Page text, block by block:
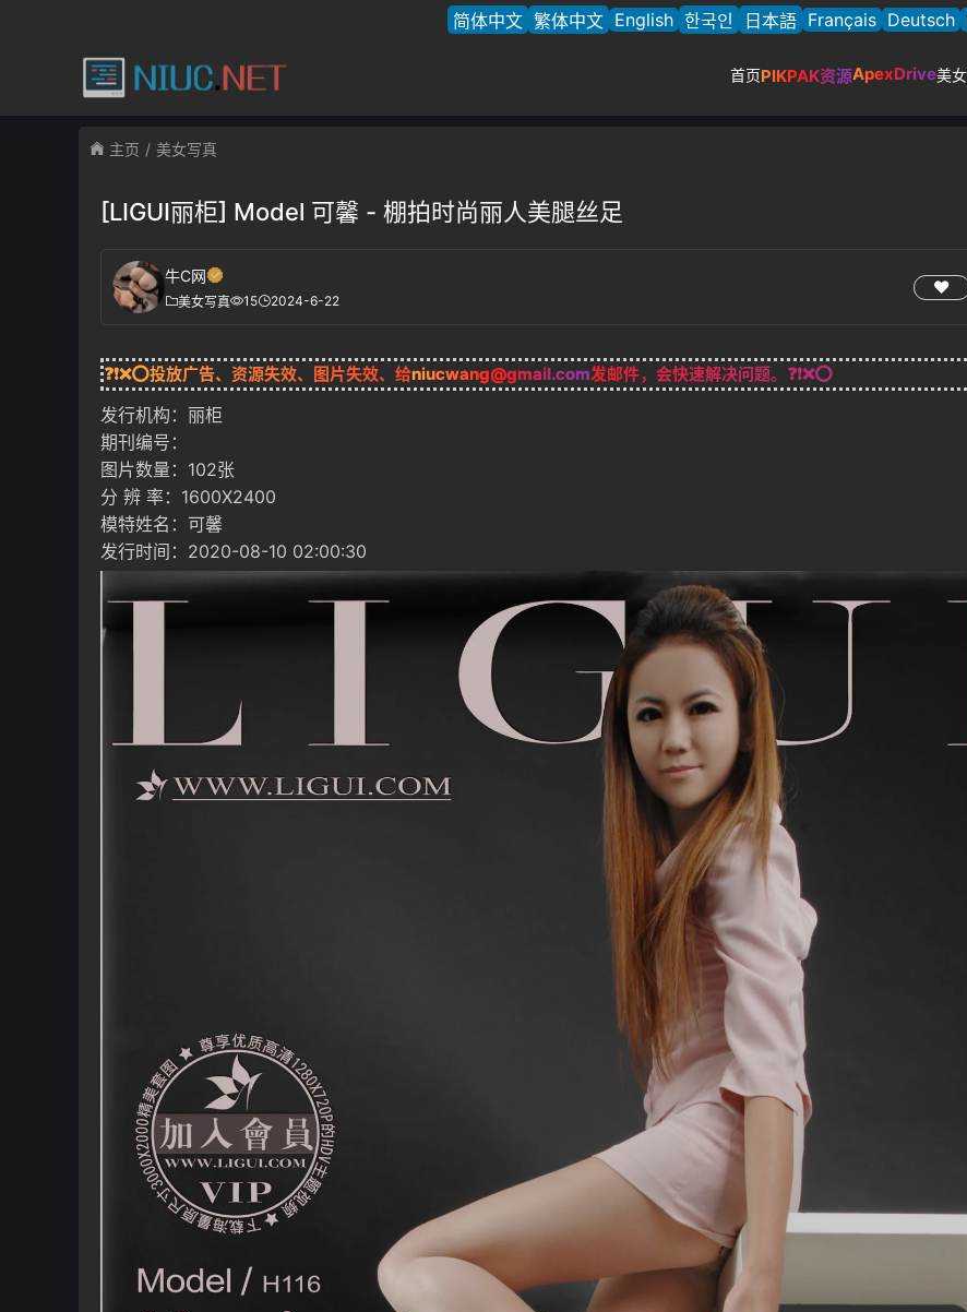
简体中文 繁体中文 English 한국인 日本語 Français Deutsch
首页PIKPAK资源ApexDrive美
主页 美女写真
[LIGUI丽柜] Model 可馨 - 棚拍时尚丽人美腿丝足
牛C网
美女写真 15 2024-6-22
❓❗❌⭕投放广告、资源失效、图片失效、给niucwang@gmail.com发邮件，会快速解决问题。❓❗❌⭕
发行机构：丽柜
期刊编号：
图片数量：102张
分 辨 率：1600X2400
模特姓名：可馨
发行时间：2020-08-10 02:00:30